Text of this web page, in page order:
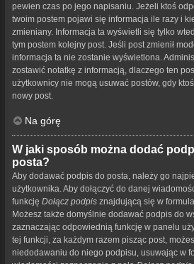
pewien czas po jego napisaniu. Jeżeli ktoś
twoim postem pojawi się informacja ile razy i
zmieniany. Informacja ta wyświetli się tylko
tym postem kolejny post. Jeśli post zmienił
informacja ta nie zostanie wyświetlona.
zostawić notatkę z informacją, dlaczego ten
użytkownicy nie mogą usuwać postów, gdy
nowy post.
Na górę
W jaki sposób można dodać
posta?
Aby dodawać podpis do posta, należy go
użytkownika. Aby dołączyć do danej
funkcję Dołącz podpis znajdującą się w
Możesz także domyślnie dodawać podpis do
zaznaczając odpowiednią funkcję w panelu
tej funkcji, za każdym razem pisząc post,
niedodawaniu do niego podpisu, usuwając w